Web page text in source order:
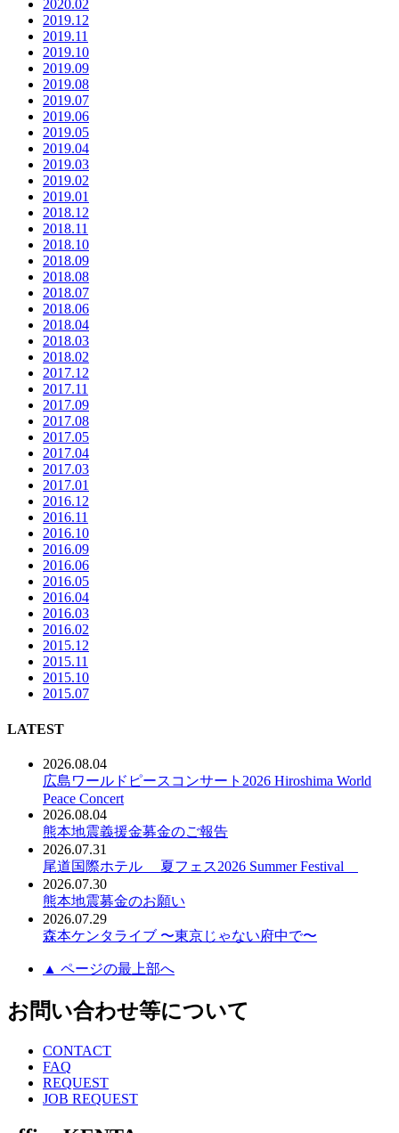
2020.02
2019.12
2019.11
2019.10
2019.09
2019.08
2019.07
2019.06
2019.05
2019.04
2019.03
2019.02
2019.01
2018.12
2018.11
2018.10
2018.09
2018.08
2018.07
2018.06
2018.04
2018.03
2018.02
2017.12
2017.11
2017.09
2017.08
2017.05
2017.04
2017.03
2017.01
2016.12
2016.11
2016.10
2016.09
2016.06
2016.05
2016.04
2016.03
2016.02
2015.12
2015.11
2015.10
2015.07
LATEST
2026.08.04
広島ワールドピースコンサート2026 Hiroshima World
Peace Concert
2026.08.04
熊本地震義援金募金のご報告
2026.07.31
尾道国際ホテル 夏フェス2026 Summer Festival
2026.07.30
熊本地震募金のお願い
2026.07.29
森本ケンタライブ 〜東京じゃない府中で〜
▲ ページの最上部へ
お問い合わせ等について
CONTACT
FAQ
REQUEST
JOB REQUEST